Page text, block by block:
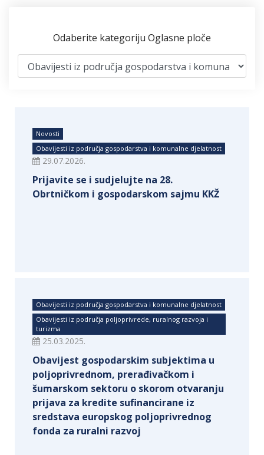
Odaberite kategoriju Oglasne ploče
Novosti
Obavijesti iz područja gospodarstva i komunalne djelatnost
29.07.2026.
Prijavite se i sudjelujte na 28.
Obrtničkom i gospodarskom sajmu KKŽ
Obavijesti iz područja gospodarstva i komunalne djelatnost
Obavijesti iz područja poljoprivrede, ruralnog razvoja i
turizma
25.03.2025.
Obavijest gospodarskim subjektima u
poljoprivrednom, prerađivačkom i
šumarskom sektoru o skorom otvaranju
prijava za kredite sufinancirane iz
sredstava europskog poljoprivrednog
fonda za ruralni razvoj